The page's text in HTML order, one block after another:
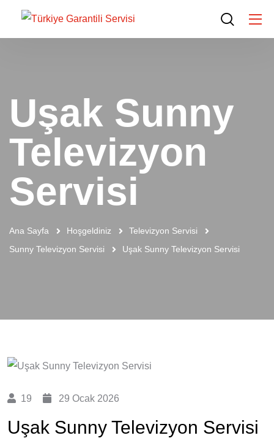
Uşak Sunny
Televizyon
Servisi
Ana Sayfa Hoşgeldiniz
Televizyon Servisi
Sunny Televizyon Servisi
Uşak Sunny Televizyon Servisi
19 29 Ocak 2026
Uşak Sunny Televizyon Servisi